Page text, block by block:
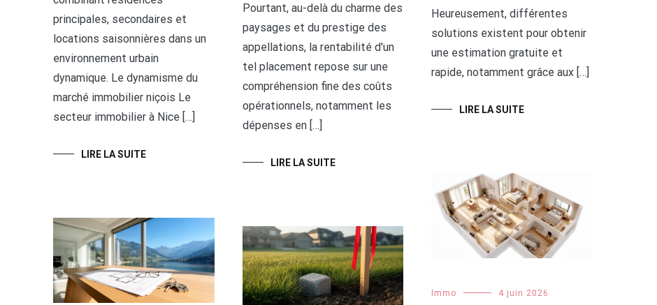
principales, secondaires et
locations saisonnières dans un
environnement urbain
dynamique. Le dynamisme du
marché immobilier niçois Le
secteur immobilier à Nice […]
LIRE LA SUITE
Pourtant, au-delà du charme des
paysages et du prestige des
appellations, la rentabilité d'un
tel placement repose sur une
compréhension fine des coûts
opérationnels, notamment les
dépenses en […]
LIRE LA SUITE
Heureusement, différentes
solutions existent pour obtenir
une estimation gratuite et
rapide, notamment grâce aux […]
LIRE LA SUITE
Immo 4 juin 2026